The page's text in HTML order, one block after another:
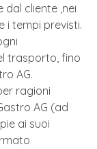
cliente ,nei
i tempi previsti.
trasporto, fino
AG.
ragioni
AG (ad
ai suoi